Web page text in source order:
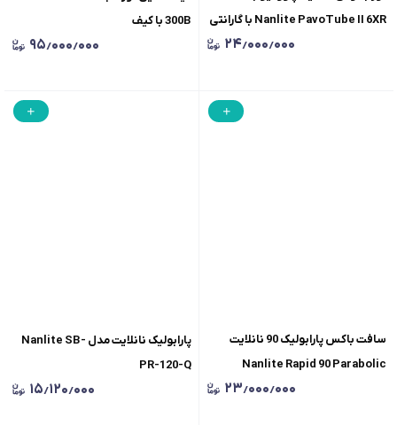
Nanlite PavoTube II 6XR با گارانتی
۲۴٫۰۰۰٫۰۰۰
300B با کیف
۹۵٫۰۰۰٫۰۰۰
سافت باکس پارابولیک 90 نانلایت
Nanlite Rapid 90 Parabolic
Softbox SB-RP90۲۳٫۰۰۰٫۰۰۰
پارابولیک نانلایت مدل Nanlite SB-
PR-120-Q
۱۵٫۱۲۰٫۰۰۰